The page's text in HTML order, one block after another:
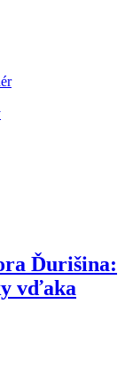
Ďurišina:
vďaka